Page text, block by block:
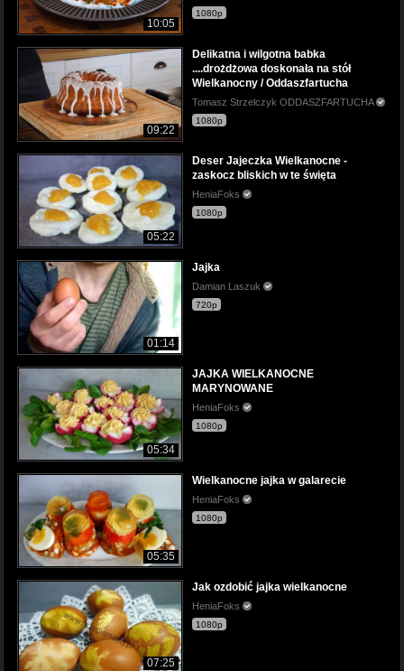
10:05
1080p
09:22
Delikatna i wilgotna babka
....drożdżowa doskonała na stół
Wielkanocny / Oddaszfartucha
Tomasz Strzelczyk ODDASZFARTUCHA
1080p
05:22
Deser Jajeczka Wielkanocne -
zaskocz bliskich w te święta
HeniaFoks
1080p
01:14
Jajka
Damian Laszuk
720p
05:34
JAJKA WIELKANOCNE
MARYNOWANE
HeniaFoks
1080p
05:35
Wielkanocne jajka w galarecie
HeniaFoks
1080p
07:25
Jak ozdobić jajka wielkanocne
HeniaFoks
1080p